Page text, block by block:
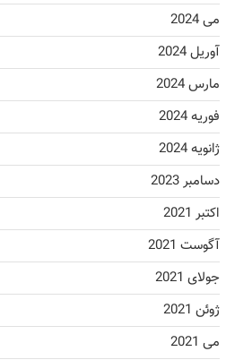
می 2024
آوریل 2024
مارس 2024
فوریه 2024
ژانویه 2024
دسامبر 2023
اکتبر 2021
آگوست 2021
جولای 2021
ژوئن 2021
می 2021